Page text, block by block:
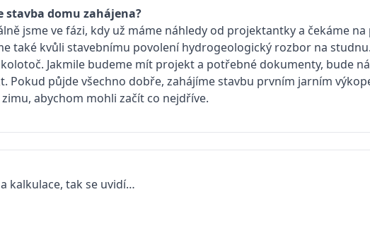
stavba domu zahájena?
jsme ve fázi, kdy už máme náhledy od projektantky a čekáme
také kvůli stavebnímu povolení hydrogeologický rozbor na
Jakmile budeme mít projekt a potřebné dokumenty, bude
Pokud půjde všechno dobře, zahájíme stavbu prvním jarním
abychom mohli začít co nejdříve.
kalkulace, tak se uvidí…